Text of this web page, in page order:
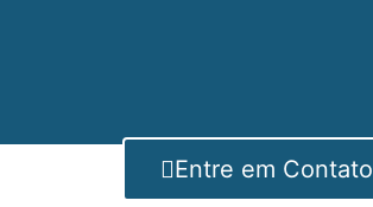
Entre em Contato